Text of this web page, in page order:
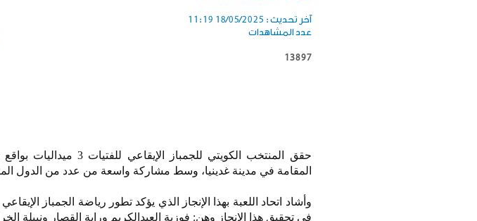
آخر تحديث : 18/05/2025 11:19
عدد المشاهدات
13897
حقق المنتخب الكويتي
المقامة في مدينة غدينيا، وسط مشاركة واسعة من عدد من الدول
وأشاد اتحاد اللعبة بهذا الإنجاز الذي يؤكد تطور رياضة الجمباز
في تحقيق هذا الإنجاز وهن: فوزية العبدالكريم وراية القصار ونبيلة